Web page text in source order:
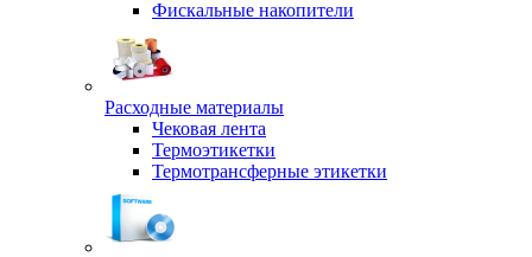
Фискальные накопители
Расходные материалы
Чековая лента
Термоэтикетки
Термотрансферные этикетки